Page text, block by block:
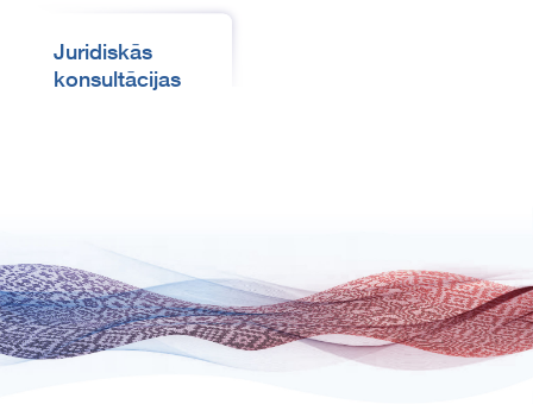
Juridiskās
konsultācijas